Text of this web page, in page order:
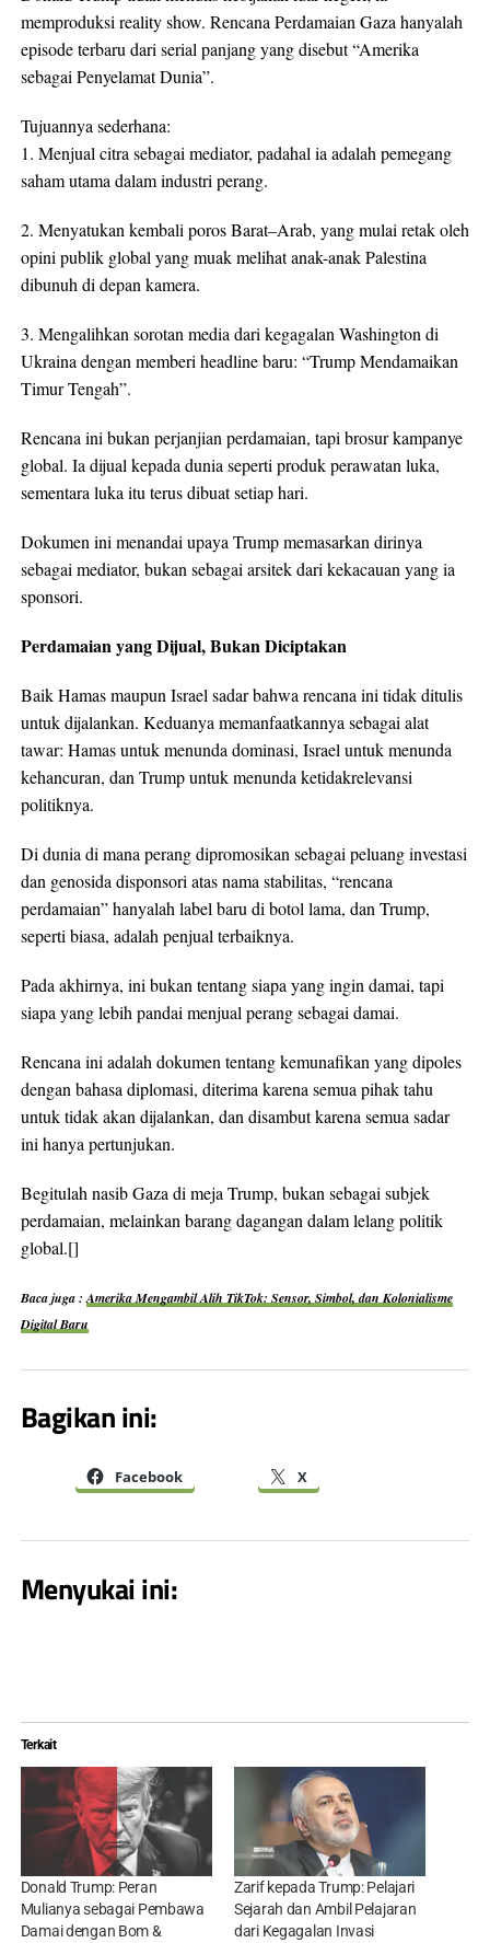
memproduksi reality show. Rencana Perdamaian Gaza hanyalah
episode terbaru dari serial panjang yang disebut “Amerika
sebagai Penyelamat Dunia”.
Tujuannya sederhana:
1. Menjual citra sebagai mediator, padahal ia adalah pemegang
saham utama dalam industri perang.
2. Menyatukan kembali poros Barat–Arab, yang mulai retak oleh
opini publik global yang muak melihat anak-anak Palestina
dibunuh di depan kamera.
3. Mengalihkan sorotan media dari kegagalan Washington di
Ukraina dengan memberi headline baru: “Trump Mendamaikan
Timur Tengah”.
Rencana ini bukan perjanjian perdamaian, tapi brosur kampanye
global. Ia dijual kepada dunia seperti produk perawatan luka,
sementara luka itu terus dibuat setiap hari.
Dokumen ini menandai upaya Trump memasarkan dirinya
sebagai mediator, bukan sebagai arsitek dari kekacauan yang ia
sponsori.
Perdamaian yang Dijual, Bukan Diciptakan
Baik Hamas maupun Israel sadar bahwa rencana ini tidak ditulis
untuk dijalankan. Keduanya memanfaatkannya sebagai alat
tawar: Hamas untuk menunda dominasi, Israel untuk menunda
kehancuran, dan Trump untuk menunda ketidakrelevansi
politiknya.
Di dunia di mana perang dipromosikan sebagai peluang investasi
dan genosida disponsori atas nama stabilitas, “rencana
perdamaian” hanyalah label baru di botol lama, dan Trump,
seperti biasa, adalah penjual terbaiknya.
Pada akhirnya, ini bukan tentang siapa yang ingin damai, tapi
siapa yang lebih pandai menjual perang sebagai damai.
Rencana ini adalah dokumen tentang kemunafikan yang dipoles
dengan bahasa diplomasi, diterima karena semua pihak tahu
untuk tidak akan dijalankan, dan disambut karena semua sadar
ini hanya pertunjukan.
Begitulah nasib Gaza di meja Trump, bukan sebagai subjek
perdamaian, melainkan barang dagangan dalam lelang politik
global.[]
Baca juga :Amerika Mengambil Alih TikTok: Sensor, Simbol, dan Kolonialisme
Digital Baru
Bagikan ini:
Facebook X
Menyukai ini:
Terkait
Donald Trump: Peran
Mulianya sebagai Pembawa
Damai dengan Bom &
Zarif kepada Trump: Pelajari
Sejarah dan Ambil Pelajaran
dari Kegagalan Invasi